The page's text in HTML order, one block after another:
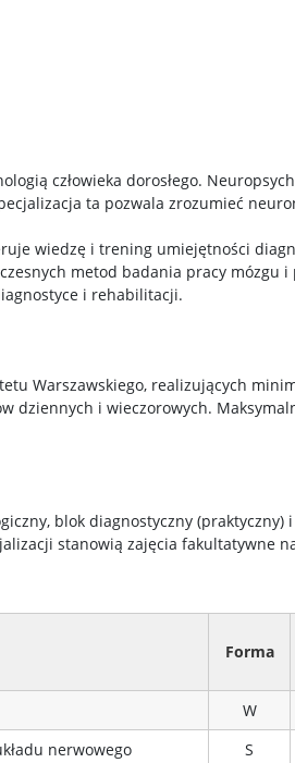
człowieka dorosłego.
ta pozwala zrozumieć
wiedzę i trening umiejętności
metod badania pracy mózgu
i rehabilitacji.
Warszawskiego, realizujących
dziennych i wieczorowych.
blok diagnostyczny (praktyczny)
stanowią zajęcia fakultatywne
Forma
W
nerwowego
S